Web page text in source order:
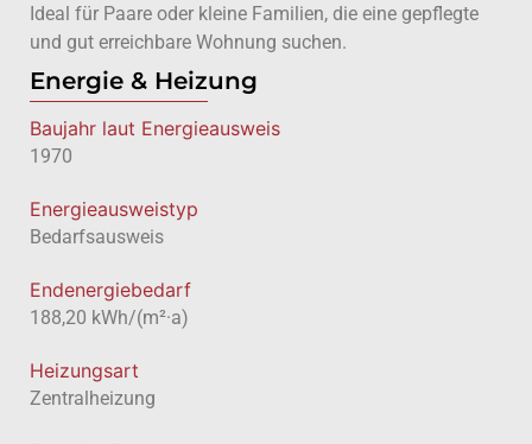
Ideal für Paare oder kleine Familien, die eine gepflegte
und gut erreichbare Wohnung suchen.
Energie & Heizung
Baujahr laut Energieausweis
1970
Energie­ausweistyp
Bedarfsausweis
Endenergiebedarf
188,20 kWh/(m²·a)
Heizungsart
Zentralheizung